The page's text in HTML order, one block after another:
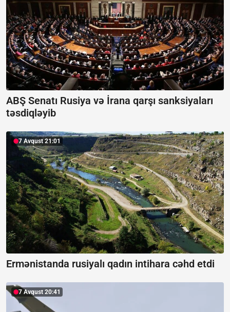
ABŞ Senatı Rusiya və İrana qarşı sanksiyaları
təsdiqləyib
7 Avqust 21:01
Ermənistanda rusiyalı qadın intihara cəhd etdi
7 Avqust 20:41